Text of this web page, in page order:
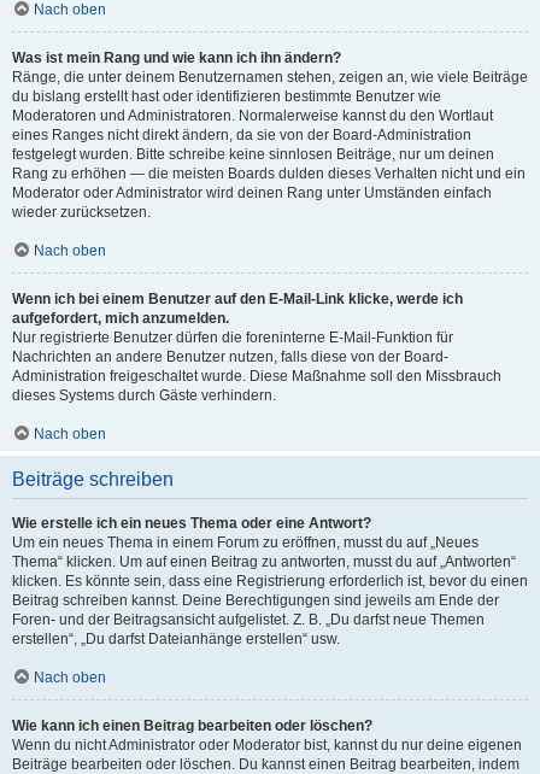
Nach oben
Was ist mein Rang und wie kann ich ihn ändern?
Ränge, die unter deinem Benutzernamen stehen, zeigen an, wie viele Beiträge
du bislang erstellt hast oder identifizieren bestimmte Benutzer wie
Moderatoren und Administratoren. Normalerweise kannst du den Wortlaut
eines Ranges nicht direkt ändern, da sie von der Board-Administration
festgelegt wurden. Bitte schreibe keine sinnlosen Beiträge, nur um deinen
Rang zu erhöhen — die meisten Boards dulden dieses Verhalten nicht und ein
Moderator oder Administrator wird deinen Rang unter Umständen einfach
wieder zurücksetzen.
Nach oben
Wenn ich bei einem Benutzer auf den E-Mail-Link klicke, werde ich
aufgefordert, mich anzumelden.
Nur registrierte Benutzer dürfen die foreninterne E-Mail-Funktion für
Nachrichten an andere Benutzer nutzen, falls diese von der Board-
Administration freigeschaltet wurde. Diese Maßnahme soll den Missbrauch
dieses Systems durch Gäste verhindern.
Nach oben
Beiträge schreiben
Wie erstelle ich ein neues Thema oder eine Antwort?
Um ein neues Thema in einem Forum zu eröffnen, musst du auf „Neues
Thema“ klicken. Um auf einen Beitrag zu antworten, musst du auf „Antworten“
klicken. Es könnte sein, dass eine Registrierung erforderlich ist, bevor du einen
Beitrag schreiben kannst. Deine Berechtigungen sind jeweils am Ende der
Foren- und der Beitragsansicht aufgelistet. Z. B. „Du darfst neue Themen
erstellen“, „Du darfst Dateianhänge erstellen“ usw.
Nach oben
Wie kann ich einen Beitrag bearbeiten oder löschen?
Wenn du nicht Administrator oder Moderator bist, kannst du nur deine eigenen
Beiträge bearbeiten oder löschen. Du kannst einen Beitrag bearbeiten, indem